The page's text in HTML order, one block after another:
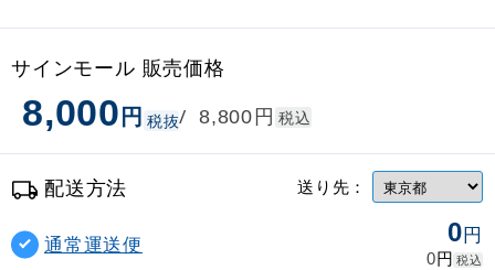
サインモール 販売価格
8,000円 税抜/ 8,800円 税込
配送方法 送り先：
通常運送便 0円
0円 税込